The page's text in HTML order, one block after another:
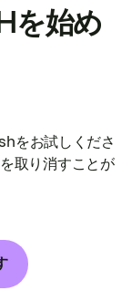
を始め
をお試しくださ
取り消すことが